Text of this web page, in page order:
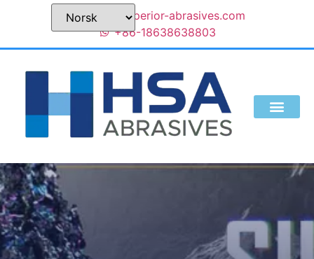
sales@superior-abrasives.com
+86-18638638803